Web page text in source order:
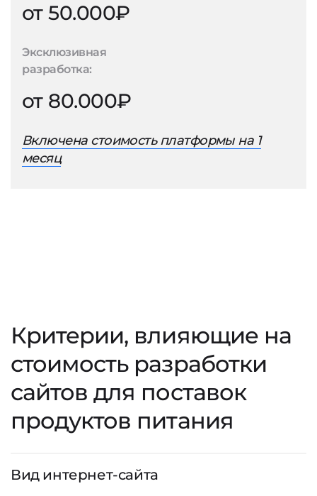
от 50.000₽
Эксклюзивная
разработка:
от 80.000₽
Включена стоимость платформы на 1
месяц
Критерии, влияющие на
стоимость разработки
сайтов для поставок
продуктов питания
Вид интернет-сайта